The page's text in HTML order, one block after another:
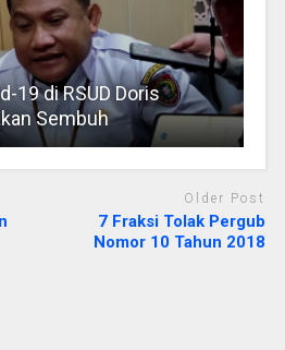
19 di RSUD Doris
Sembuh
Older Post
7 Fraksi Tolak Pergub
Nomor 10 Tahun 2018